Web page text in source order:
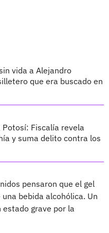
vida a Alejandro
que era buscado en
Potosí: Fiscalía revela
y suma delito contra los
pensaron que el gel
bebida alcohólica. Un
grave por la